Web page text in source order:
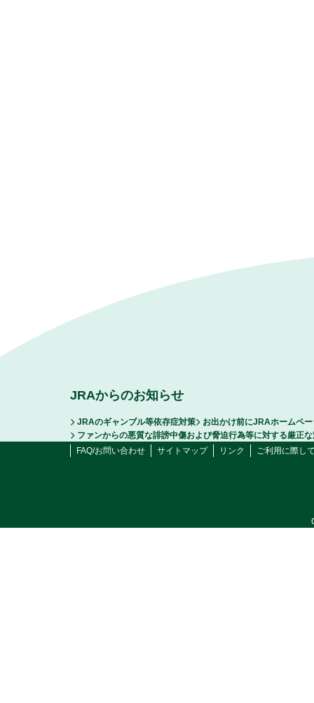
JRAからのお知らせ
JRAのギャンブル等依存症対策
お出かけ前にJRAホームペ
ファンからの悪質な誹謗中傷および脅迫行為等に対する厳正
FAQ/お問い合わせ
サイトマップ リンク ご利用に際し